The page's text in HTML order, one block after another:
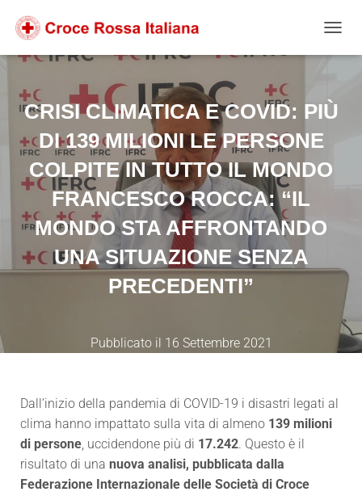
contenuto
alla
navigazione
footer
CRISI CLIMATICA E COVID: PIÙ
DI 139 MILIONI LE PERSONE
COLPITE IN TUTTO IL MONDO
FRANCESCO ROCCA: “IL
MONDO STA AFFRONTANDO
UNA SITUAZIONE SENZA
PRECEDENTI”
Pubblicato il 16 Settembre 2021
Dall’inizio della pandemia di COVID-19 i disastri legati al
clima hanno impattato sulla vita di almeno 139 milioni
di persone, uccidendone più di 17.242. Questo è il
risultato di una nuova analisi, pubblicata dalla
Federazione Internazionale delle Società di Croce